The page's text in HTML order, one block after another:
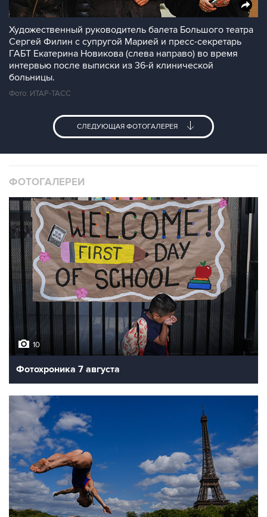
Художественный руководитель балета Большого театра
Сергей Филин с супругой Марией и пресс-секретарь
ГАБТ Екатерина Новикова (слева направо) во время
интервью после выписки из 36-й клинической
больницы.
Фото: ИТАР-ТАСС
СЛЕДУЮЩАЯ ФОТОГАЛЕРЕЯ
ФОТОГАЛЕРЕИ
10
Фотохроника 7 августа